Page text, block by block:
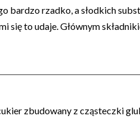
bardzo rzadko, a słodkich
się to udaje. Głównym
zbudowany z cząsteczki